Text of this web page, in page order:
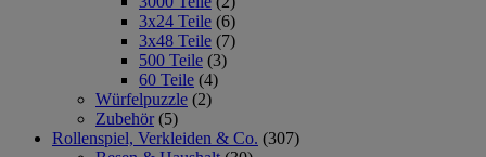
3x24 Teile (6)
3x48 Teile (7)
500 Teile (3)
60 Teile (4)
Würfelpuzzle (2)
Zubehör (5)
Rollenspiel, Verkleiden & Co. (307)